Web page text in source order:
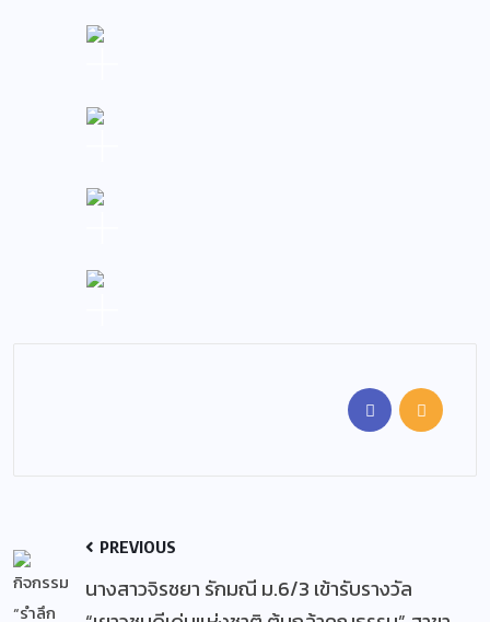
PREVIOUS
นางสาวจิรชยา รักมณี ม.6/3 เข้ารับรางวัล